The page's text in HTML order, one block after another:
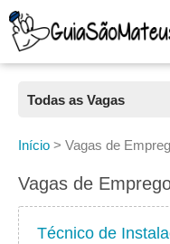
Todas as Vagas
Todas as Vagas
CLT
Início > Vagas de
Vagas de
Técnico de